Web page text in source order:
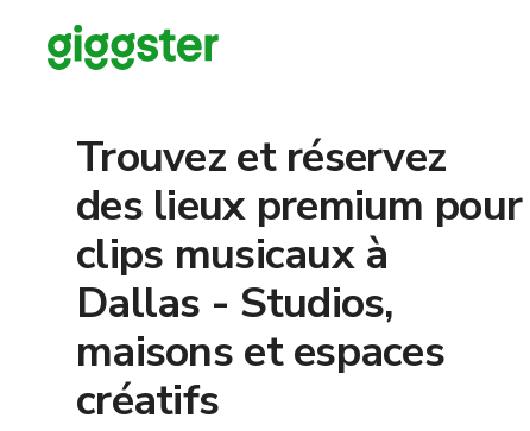
Trouvez et réservez
des lieux premium pour
clips musicaux à
Dallas - Studios,
maisons et espaces
créatifs